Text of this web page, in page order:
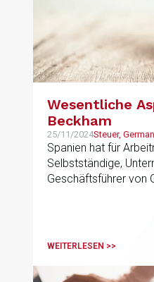
Wesentliche
Beckham
25/11/2024Steuer,
Spanien hat für
Selbstständige,
Geschäftsführer von
WEITERLESEN >>